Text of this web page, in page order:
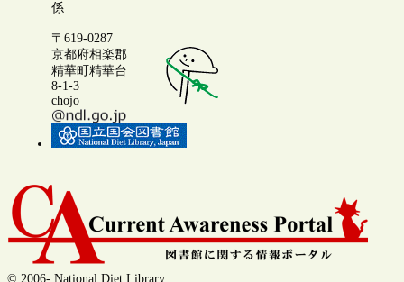
係
〒619-0287
京都府相楽郡
精華町精華台
8-1-3
chojo
© 2006- National Diet Library